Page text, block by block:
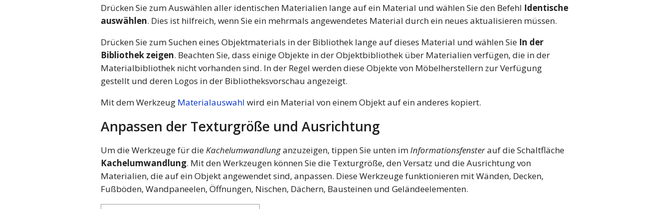
Drücken Sie zum Auswählen aller identischen Materialien lange auf ein Material und wählen Sie den Befehl Identische
auswählen. Dies ist hilfreich, wenn Sie ein mehrmals angewendetes Material durch ein neues aktualisieren müssen.
Drücken Sie zum Suchen eines Objektmaterials in der Bibliothek lange auf dieses Material und wählen Sie In der
Bibliothek zeigen. Beachten Sie, dass einige Objekte in der Objektbibliothek über Materialien verfügen, die in der
Materialbibliothek nicht vorhanden sind. In der Regel werden diese Objekte von Möbelherstellern zur Verfügung
gestellt und deren Logos in der Bibliotheksvorschau angezeigt.
Mit dem Werkzeug Materialauswahl wird ein Material von einem Objekt auf ein anderes kopiert.
Anpassen der Texturgröße und Ausrichtung
Um die Werkzeuge für dieKachelumwandlunganzuzeigen, tippen Sie unten imInformationsfensterauf die Schaltfläche
Kachelumwandlung. Mit den Werkzeugen können Sie die Texturgröße, den Versatz und die Ausrichtung von
Materialien, die auf ein Objekt angewendet sind, anpassen. Diese Werkzeuge funktionieren mit Wänden, Decken,
Fußböden, Wandpaneelen, Öffnungen, Nischen, Dächern, Bausteinen und Geländeelementen.